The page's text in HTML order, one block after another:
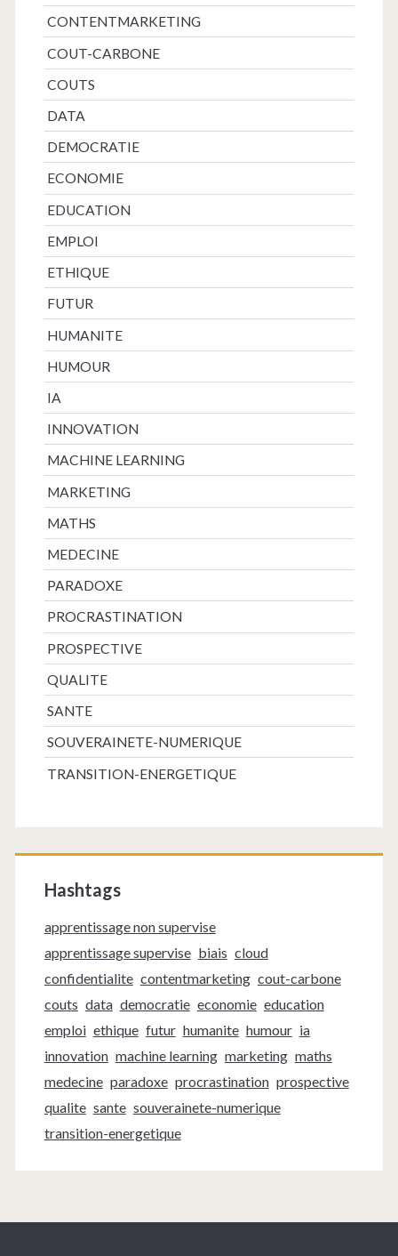
CONTENTMARKETING
COUT-CARBONE
COUTS
DATA
DEMOCRATIE
ECONOMIE
EDUCATION
EMPLOI
ETHIQUE
FUTUR
HUMANITE
HUMOUR
IA
INNOVATION
MACHINE LEARNING
MARKETING
MATHS
MEDECINE
PARADOXE
PROCRASTINATION
PROSPECTIVE
QUALITE
SANTE
SOUVERAINETE-NUMERIQUE
TRANSITION-ENERGETIQUE
Hashtags
apprentissage non supervise
apprentissage supervise biais cloud
confidentialite contentmarketing cout-carbone
couts data democratie economie education
emploi ethique futur humanite humour ia
innovation machine learning marketing maths
medecine paradoxe procrastination prospective
qualite sante souverainete-numerique
transition-energetique